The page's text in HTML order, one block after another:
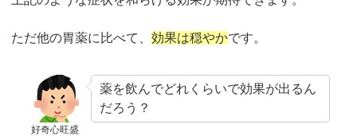
ただ他の胃薬に比べて、効果は穏やかです。
好奇心旺盛
薬を飲んでどれくらいで効果が出るん
だろう？